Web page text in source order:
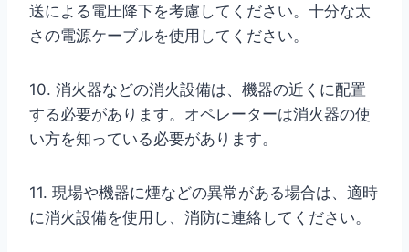
送による電圧降下を考慮してください。十分な太
さの電源ケーブルを使用してください。
10. 消火器などの消火設備は、機器の近くに配置
する必要があります。オペレーターは消火器の使
い方を知っている必要があります。
11. 現場や機器に煙などの異常がある場合は、適時
に消火設備を使用し、消防に連絡してください。